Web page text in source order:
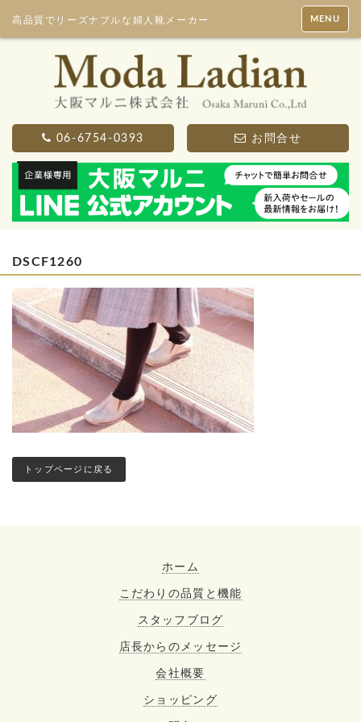
高品質でリーズナブルな婦人靴メーカー MENU
06-6754-0393 お問合せ
DSCF1260
トップページに戻る
ホーム
こだわりの品質と機能
スタッフブログ
店長からのメッセージ
会社概要
ショッピング